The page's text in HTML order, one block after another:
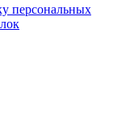
персональных